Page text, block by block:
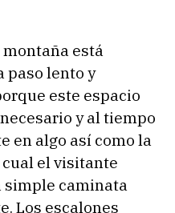
está
paso lento y
este espacio
y al tiempo
en algo así como la
el visitante
simple caminata
Los escalones